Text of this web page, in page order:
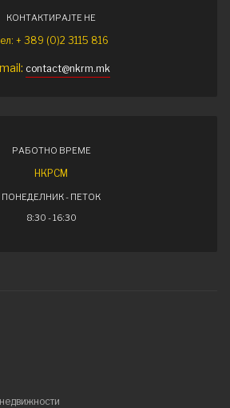
КОНТАКТИРАЈТЕ НЕ
+ 389 (0)2 3115 816
contact@nkrm.mk
РАБОТНО ВРЕМЕ
НКРСМ
ПОНЕДЕЛНИК - ПЕТОК
8:30 - 16:30